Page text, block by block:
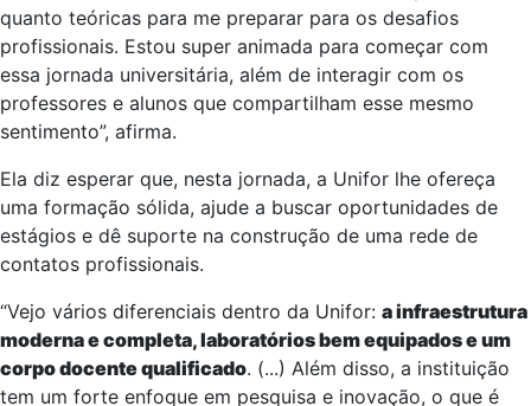
quanto teóricas para me preparar para os desafios
profissionais. Estou super animada para começar com
essa jornada universitária, além de interagir com os
professores e alunos que compartilham esse mesmo
sentimento”, afirma.
Ela diz esperar que, nesta jornada, a Unifor lhe ofereça
uma formação sólida, ajude a buscar oportunidades de
estágios e dê suporte na construção de uma rede de
contatos profissionais.
“Vejo vários diferenciais dentro da Unifor: a infraestrutura
moderna e completa, laboratórios bem equipados e um
corpo docente qualificado. (...) Além disso, a instituição
tem um forte enfoque em pesquisa e inovação, o que é